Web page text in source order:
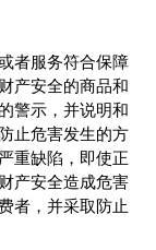
者服务符合保障
产安全的商品和
警示，并说明和
止危害发生的方
重缺陷，即使正
产安全造成危害
者，并采取防止